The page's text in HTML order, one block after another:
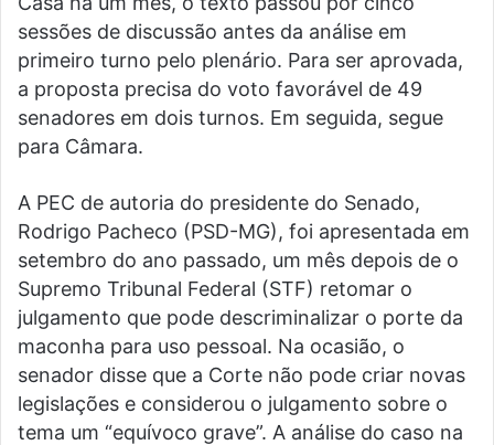
sessões de discussão antes da análise em
primeiro turno pelo plenário. Para ser aprovada,
a proposta precisa do voto favorável de 49
senadores em dois turnos. Em seguida, segue
para Câmara.
A PEC de autoria do presidente do Senado,
Rodrigo Pacheco (PSD-MG), foi apresentada em
setembro do ano passado, um mês depois de o
Supremo Tribunal Federal (STF) retomar o
julgamento que pode descriminalizar o porte da
maconha para uso pessoal. Na ocasião, o
senador disse que a Corte não pode criar novas
legislações e considerou o julgamento sobre o
tema um “equívoco grave”. A análise do caso na